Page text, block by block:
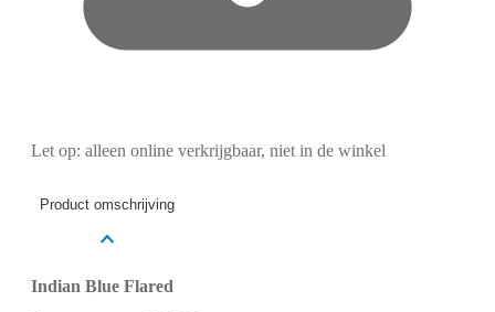
Let op: alleen online verkrijgbaar, niet in de winkel
Product omschrijving
Indian Blue Flared